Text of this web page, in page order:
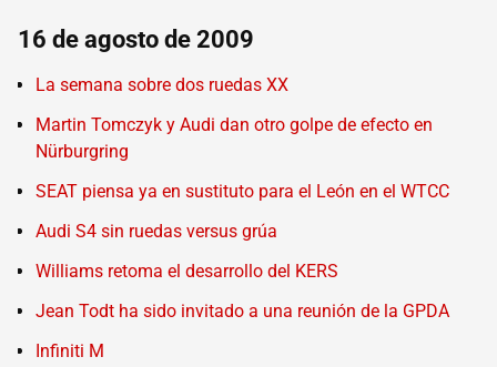
16 de agosto de 2009
La semana sobre dos ruedas XX
Martin Tomczyk y Audi dan otro golpe de efecto en
Nürburgring
SEAT piensa ya en sustituto para el León en el WTCC
Audi S4 sin ruedas versus grúa
Williams retoma el desarrollo del KERS
Jean Todt ha sido invitado a una reunión de la GPDA
Infiniti M